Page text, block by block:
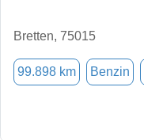
Bretten, 75015
99.898 km Benzin